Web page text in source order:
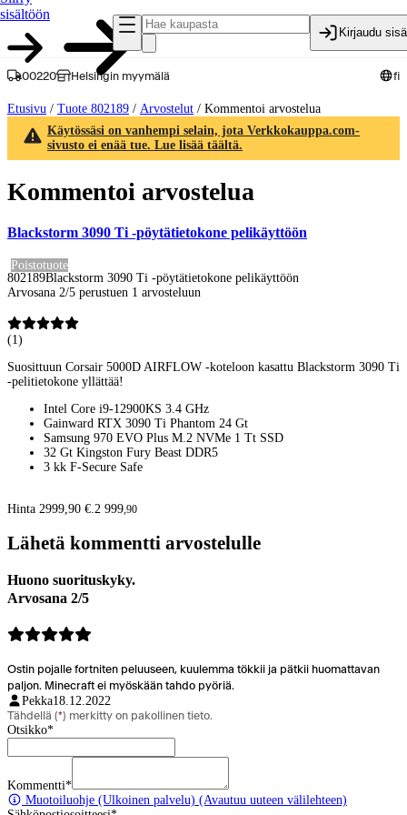
sisältöön
Kirjaudu
00220 Helsingin myymälä fi
Etusivu / Tuote 802189 / Arvostelut / Kommentoi arvostelua
Käytössäsi on vanhempi selain, jota Verkkokauppa.com-
sivusto ei enää tue. Lue lisää täältä.
Kommentoi arvostelua
Blackstorm 3090 Ti -pöytätietokone pelikäyttöön
Poistotuote
802189Blackstorm 3090 Ti -pöytätietokone pelikäyttöön
Arvosana 2/5 perustuen 1 arvosteluun
(1 )
Suosittuun Corsair 5000D AIRFLOW -koteloon kasattu Blackstorm 3090 Ti
-pelitietokone yllättää!
Intel Core i9-12900KS 3.4 GHz
Gainward RTX 3090 Ti Phantom 24 Gt
Samsung 970 EVO Plus M.2 NVMe 1 Tt SSD
32 Gt Kingston Fury Beast DDR5
3 kk F-Secure Safe
Hinta 2999,90 €. 2 999,90
Lähetä kommentti arvostelulle
Huono suorituskyky.
Arvosana 2/5
Ostin pojalle fortniten peluuseen, kuulemma tökkii ja pätkii huomattavan
paljon. Minecraft ei myöskään tahdo pyöriä.
Pekka18.12.2022
Tähdellä (*) merkitty on pakollinen tieto.
Otsikko*
Kommentti*
Muotoiluohje (Ulkoinen palvelu) (Avautuu uuteen välilehteen)